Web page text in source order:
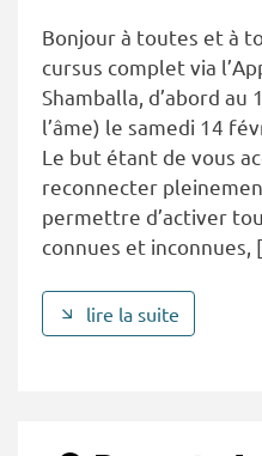
Bonjour à toutes et à
cursus complet via
Shamballa, d’abord
l’âme) le samedi 14
Le but étant de vous
reconnecter
permettre d’activer
connues et
lire la suite